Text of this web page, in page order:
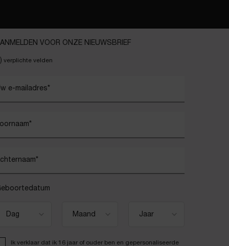
VOOR ONZE NIEUWSBRIEF
verplichte velden
e-mailadres*
*
*
Ik verklaar dat ik 16 jaar of ouder ben en gepersonaliseerde